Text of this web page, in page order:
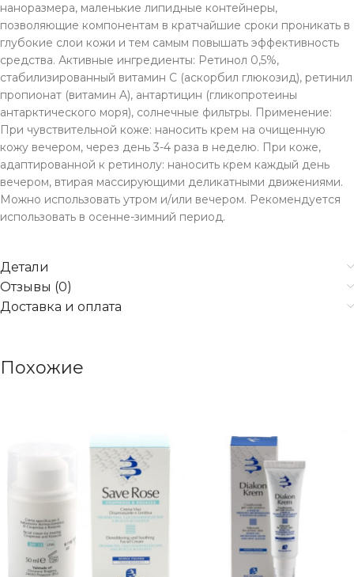
наноразмера, маленькие липидные контейнеры,
позволяющие компонентам в кратчайшие сроки проникать в
глубокие слои кожи и тем самым повышать эффективность
средства. Активные ингредиенты: Ретинол 0,5%,
стабилизированный витамин С (аскорбил глюкозид), ретинил
пропионат (витамин A), антартицин (гликопротеины
антарктического моря), солнечные фильтры. Применение:
При чувствительной коже: наносить крем на очищенную
кожу вечером, через день 3-4 раза в неделю. При коже,
адаптированной к ретинолу: наносить крем каждый день
вечером, втирая массирующими деликатными движениями.
Можно использовать утром и/или вечером. Рекомендуется
использовать в осенне-зимний период.
Детали
Отзывы (0)
Доставка и оплата
Похожие